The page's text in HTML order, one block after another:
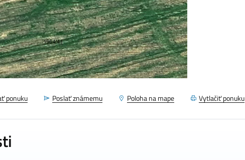
ponuku Poslať známemu Poloha na mape Vytlačiť ponuku